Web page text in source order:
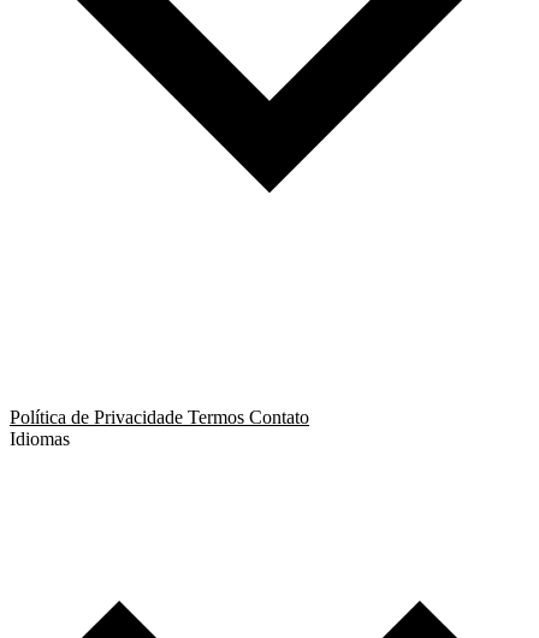
Política de Privacidade Termos Contato
Idiomas